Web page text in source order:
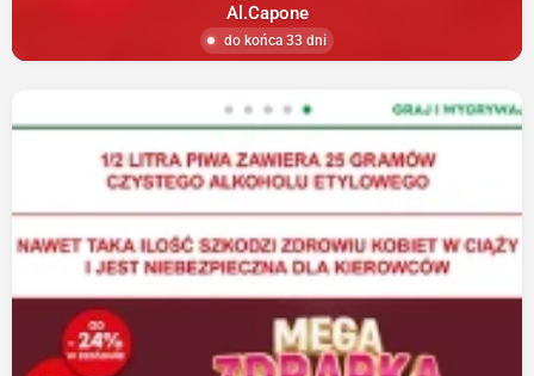
Al.Capone
do końca 33 dni